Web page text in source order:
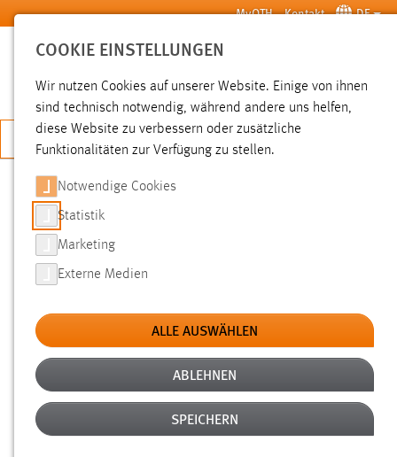
Zum Hauptinhalt springen MyOTH Kontakt DE
SUCHE
JETZT BEWERBEN
SUCHE
FILTER
Typ
Erstellungsdatum
Alter
COOKIE EINSTELLUNGEN
Wir nutzen Cookies auf unserer Website. Einige von ihnen
sind technisch notwendig, während andere uns helfen,
diese Website zu verbessern oder zusätzliche
Funktionalitäten zur Verfügung zu stellen.
Notwendige Cookies
Statistik
Marketing
Externe Medien
ALLE AUSWÄHLEN
ABLEHNEN
SPEICHERN